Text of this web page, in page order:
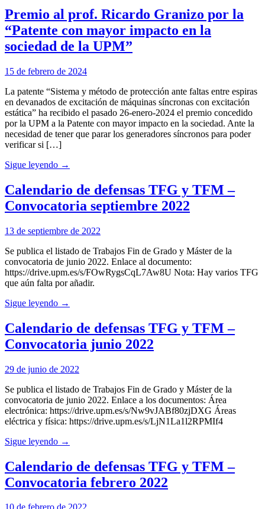
Premio al prof. Ricardo Granizo por la
“Patente con mayor impacto en la
sociedad de la UPM”
15 de febrero de 2024
La patente “Sistema y método de protección ante faltas entre espiras
en devanados de excitación de máquinas síncronas con excitación
estática” ha recibido el pasado 26-enero-2024 el premio concedido
por la UPM a la Patente con mayor impacto en la sociedad. Ante la
necesidad de tener que parar los generadores síncronos para poder
verificar si […]
Sigue leyendo →
Calendario de defensas TFG y TFM –
Convocatoria septiembre 2022
13 de septiembre de 2022
Se publica el listado de Trabajos Fin de Grado y Máster de la
convocatoria de junio 2022. Enlace al documento:
https://drive.upm.es/s/FOwRygsCqL7Aw8U Nota: Hay varios TFG
que aún falta por añadir.
Sigue leyendo →
Calendario de defensas TFG y TFM –
Convocatoria junio 2022
29 de junio de 2022
Se publica el listado de Trabajos Fin de Grado y Máster de la
convocatoria de junio 2022. Enlace a los documentos: Área
electrónica: https://drive.upm.es/s/Nw9vJABf80zjDXG Áreas
eléctrica y física: https://drive.upm.es/s/LjN1La1l2RPMIf4
Sigue leyendo →
Calendario de defensas TFG y TFM –
Convocatoria febrero 2022